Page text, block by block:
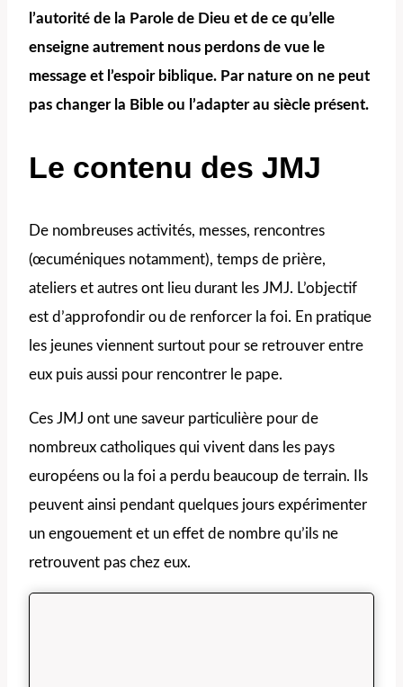
l’autorité de la Parole de Dieu et de ce qu’elle
enseigne autrement nous perdons de vue le
message et l’espoir biblique. Par nature on ne peut
pas changer la Bible ou l’adapter au siècle présent.
Le contenu des JMJ
De nombreuses activités, messes, rencontres
(œcuméniques notamment), temps de prière,
ateliers et autres ont lieu durant les JMJ. L’objectif
est d’approfondir ou de renforcer la foi. En pratique
les jeunes viennent surtout pour se retrouver entre
eux puis aussi pour rencontrer le pape.
Ces JMJ ont une saveur particulière pour de
nombreux catholiques qui vivent dans les pays
européens ou la foi a perdu beaucoup de terrain. Ils
peuvent ainsi pendant quelques jours expérimenter
un engouement et un effet de nombre qu’ils ne
retrouvent pas chez eux.